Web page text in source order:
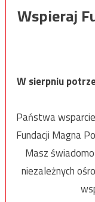
Wspieraj
W sierpniu
Państwa
Fundacji Magna
Masz
niezależnych